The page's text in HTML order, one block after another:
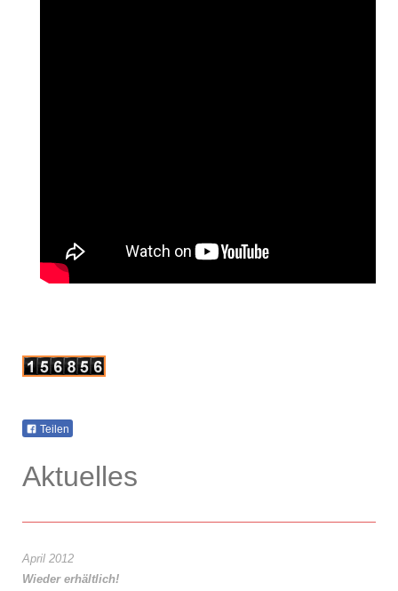
Teilen
Aktuelles
April 2012
Wieder erhältlich!